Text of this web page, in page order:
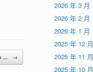
... →
2026 年 3 月
2026 年 2 月
2026 年 1 月
2025 年 12 月
2025 年 11 月
2025 年 10 月